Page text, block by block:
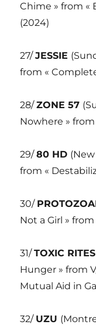
Chime » from «
(2024)
27/JESSIE
from «
28/ZONE 57
Nowhere » from
29/80 HD (New
from «
30/
Not a Girl »
31/TOXIC RITES
Hunger » from
Mutual Aid in
32/ UZU